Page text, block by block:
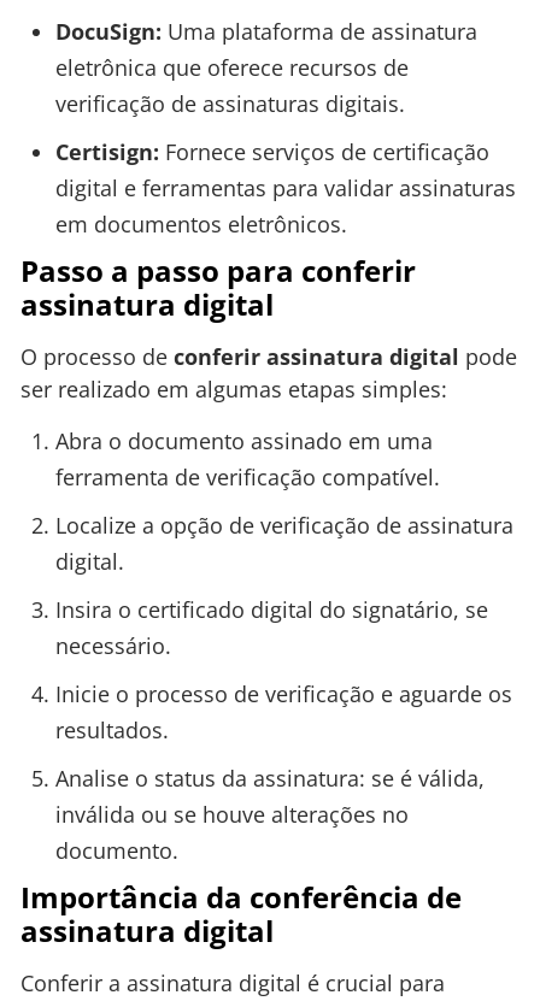
DocuSign: Uma plataforma de assinatura
eletrônica que oferece recursos de
verificação de assinaturas digitais.
Certisign: Fornece serviços de certificação
digital e ferramentas para validar assinaturas
em documentos eletrônicos.
Passo a passo para conferir
assinatura digital
O processo de conferir assinatura digital pode
ser realizado em algumas etapas simples:
Abra o documento assinado em uma
ferramenta de verificação compatível.
Localize a opção de verificação de assinatura
digital.
Insira o certificado digital do signatário, se
necessário.
Inicie o processo de verificação e aguarde os
resultados.
Analise o status da assinatura: se é válida,
inválida ou se houve alterações no
documento.
Importância da conferência de
assinatura digital
Conferir a assinatura digital é crucial para